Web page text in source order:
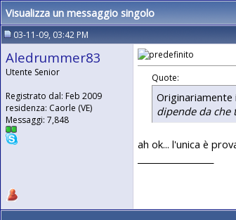
Visualizza un messaggio singolo
03-11-09, 03:42 PM
Aledrummer83
Utente Senior
Registrato dal: Feb 2009
residenza: Caorle (VE)
Messaggi: 7,848
Quote:
Originariamente
dipende da che
ah ok... l'unica è